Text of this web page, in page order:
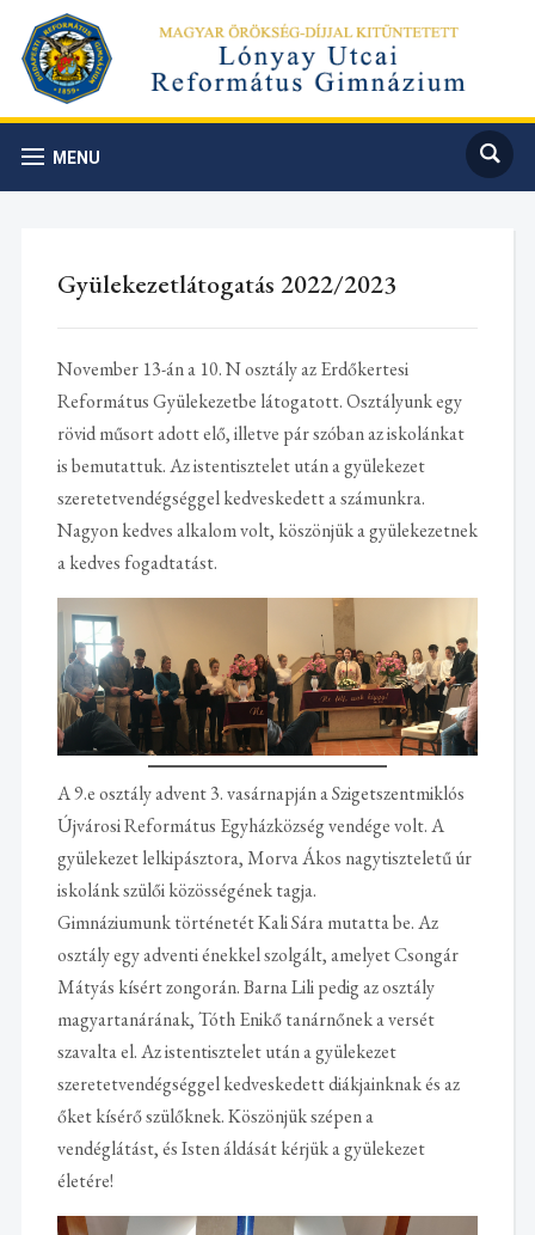
MENU
Gyülekezetlátogatás 2022/2023
November 13-án a 10. N osztály az Erdőkertesi
Református Gyülekezetbe látogatott. Osztályunk egy
rövid műsort adott elő, illetve pár szóban az iskolánkat
is bemutattuk. Az istentisztelet után a gyülekezet
szeretetvendégséggel kedveskedett a számunkra.
Nagyon kedves alkalom volt, köszönjük a gyülekezetnek
a kedves fogadtatást.
A 9.e osztály advent 3. vasárnapján a Szigetszentmiklós
Újvárosi Református Egyházközség vendége volt. A
gyülekezet lelkipásztora, Morva Ákos nagytiszteletű úr
iskolánk szülői közösségének tagja.
Gimnáziumunk történetét Kali Sára mutatta be. Az
osztály egy adventi énekkel szolgált, amelyet Csongár
Mátyás kísért zongorán. Barna Lili pedig az osztály
magyartanárának, Tóth Enikő tanárnőnek a versét
szavalta el. Az istentisztelet után a gyülekezet
szeretetvendégséggel kedveskedett diákjainknak és az
őket kísérő szülőknek. Köszönjük szépen a
vendéglátást, és Isten áldását kérjük a gyülekezet
életére!